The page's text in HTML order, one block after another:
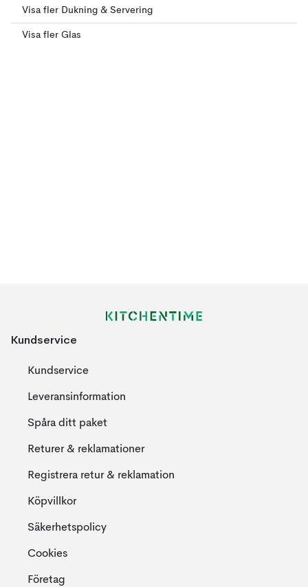
Visa fler Dukning & Servering
Visa fler Glas
Kundservice
Kundservice
Leveransinformation
Spåra ditt paket
Returer & reklamationer
Registrera retur & reklamation
Köpvillkor
Säkerhetspolicy
Cookies
Företag